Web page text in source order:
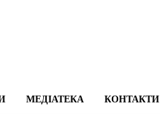
МЕДІАТЕКА КОНТАКТИ